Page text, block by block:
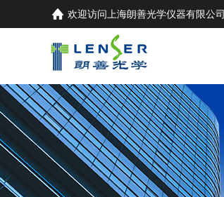
欢迎访问 上海朗善光学仪器有限公司